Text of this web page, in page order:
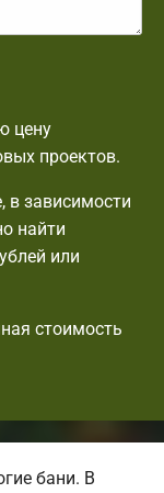
цену
проектов.
зависимости
найти
или
стоимость
бани. В